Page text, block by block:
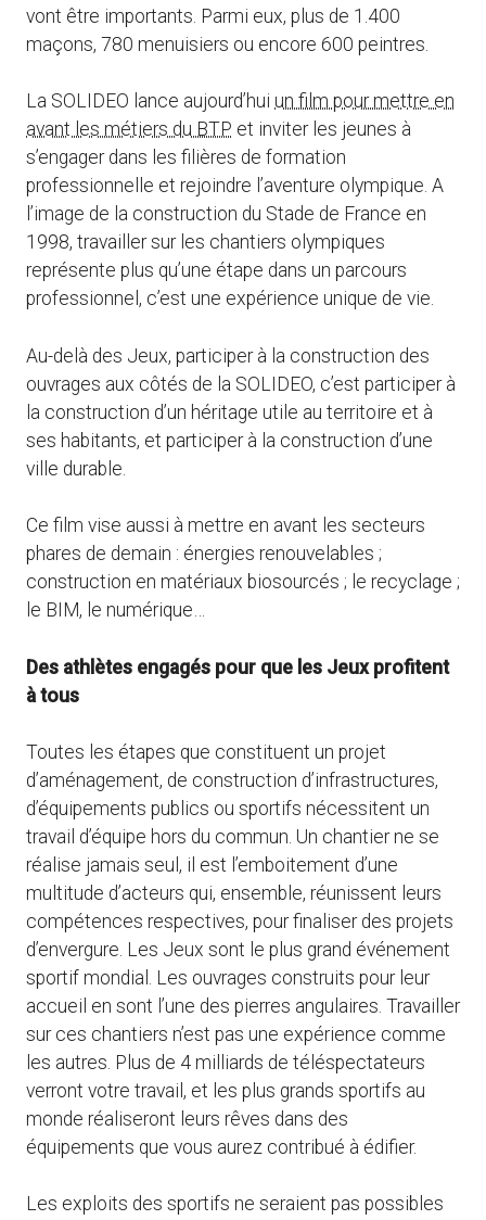
vont être importants. Parmi eux, plus de 1.400
maçons, 780 menuisiers ou encore 600 peintres.
La SOLIDEO lance aujourd’hui un film pour mettre en
avant les métiers du BTP et inviter les jeunes à
s’engager dans les filières de formation
professionnelle et rejoindre l’aventure olympique. A
l’image de la construction du Stade de France en
1998, travailler sur les chantiers olympiques
représente plus qu’une étape dans un parcours
professionnel, c’est une expérience unique de vie.
Au-delà des Jeux, participer à la construction des
ouvrages aux côtés de la SOLIDEO, c’est participer à
la construction d’un héritage utile au territoire et à
ses habitants, et participer à la construction d’une
ville durable.
Ce film vise aussi à mettre en avant les secteurs
phares de demain : énergies renouvelables ;
construction en matériaux biosourcés ; le recyclage ;
le BIM, le numérique…
Des athlètes engagés pour que les Jeux profitent
à tous
Toutes les étapes que constituent un projet
d’aménagement, de construction d’infrastructures,
d’équipements publics ou sportifs nécessitent un
travail d’équipe hors du commun. Un chantier ne se
réalise jamais seul, il est l’emboitement d’une
multitude d’acteurs qui, ensemble, réunissent leurs
compétences respectives, pour finaliser des projets
d’envergure. Les Jeux sont le plus grand événement
sportif mondial. Les ouvrages construits pour leur
accueil en sont l’une des pierres angulaires. Travailler
sur ces chantiers n’est pas une expérience comme
les autres. Plus de 4 milliards de téléspectateurs
verront votre travail, et les plus grands sportifs au
monde réaliseront leurs rêves dans des
équipements que vous aurez contribué à édifier.
Les exploits des sportifs ne seraient pas possibles